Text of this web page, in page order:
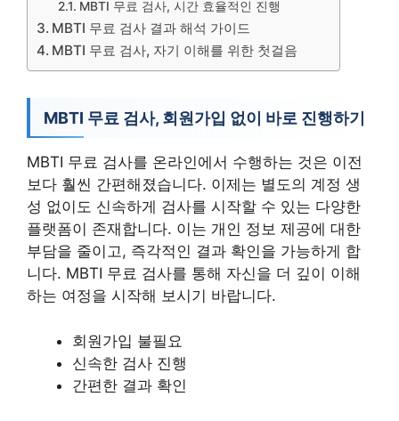
MBTI 무료 검사, 시간 효율적인 진행
MBTI 무료 검사 결과 해석 가이드
MBTI 무료 검사, 자기 이해를 위한 첫걸음
MBTI 무료 검사, 회원가입 없이 바로 진행하기
MBTI 무료 검사를 온라인에서 수행하는 것은 이전
보다 훨씬 간편해졌습니다. 이제는 별도의 계정 생
성 없이도 신속하게 검사를 시작할 수 있는 다양한
플랫폼이 존재합니다. 이는 개인 정보 제공에 대한
부담을 줄이고, 즉각적인 결과 확인을 가능하게 합
니다. MBTI 무료 검사를 통해 자신을 더 깊이 이해
하는 여정을 시작해 보시기 바랍니다.
회원가입 불필요
신속한 검사 진행
간편한 결과 확인